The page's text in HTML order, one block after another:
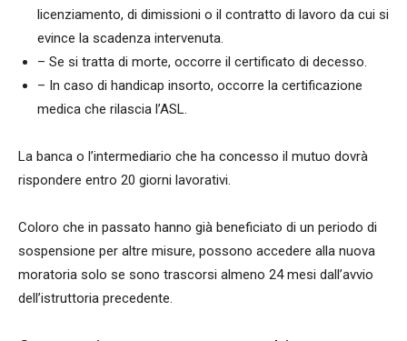
licenziamento, di dimissioni o il contratto di lavoro da cui si
evince la scadenza intervenuta.
– Se si tratta di morte, occorre il certificato di decesso.
– In caso di handicap insorto, occorre la certificazione
medica che rilascia l’ASL.
La banca o l’intermediario che ha concesso il mutuo dovrà
rispondere entro 20 giorni lavorativi.
Coloro che in passato hanno già beneficiato di un periodo di
sospensione per altre misure, possono accedere alla nuova
moratoria solo se sono trascorsi almeno 24 mesi dall’avvio
dell’istruttoria precedente.